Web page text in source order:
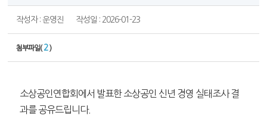
작성자 : 운영진 작성일 : 2026-01-23
첨부파일( 2 )
소상공인연합회에서 발표한 소상공인 신년 경영 실태조사 결
과를 공유드립니다.